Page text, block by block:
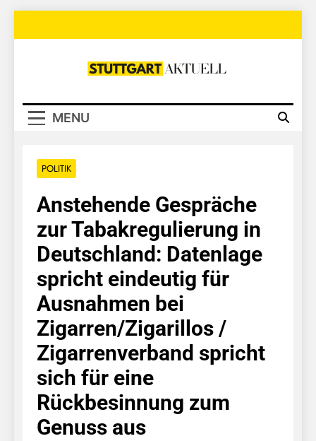
Stuttgart
MENU
POLITIK
Anstehende Gespräche
zur Tabakregulierung in
Deutschland: Datenlage
spricht eindeutig für
Ausnahmen bei
Zigarren/Zigarillos /
Zigarrenverband spricht
sich für eine
Rückbesinnung zum
Genuss aus